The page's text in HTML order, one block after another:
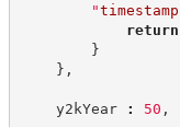
"timestamp
return
}
} ,
y2kYear : 50 ,